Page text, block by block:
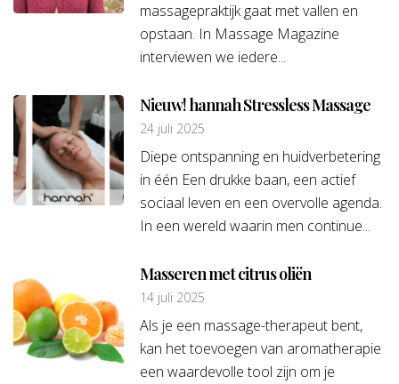
massagepraktijk gaat met vallen en
opstaan. In Massage Magazine
interviewen we iedere...
Nieuw! hannah Stressless Massage
24 juli 2025
Diepe ontspanning en huidverbetering
in één Een drukke baan, een actief
sociaal leven en een overvolle agenda.
In een wereld waarin men continue...
Masseren met citrus oliën
14 juli 2025
Als je een massage-therapeut bent,
kan het toevoegen van aromatherapie
een waardevolle tool zijn om je